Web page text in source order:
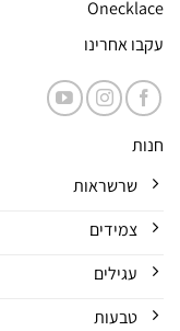
Onecklace
עקבו אחרינו
חנות
שרשראות
צמידים
עגילים
טבעות